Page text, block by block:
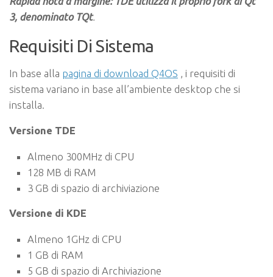
3, denominato TQt.
Requisiti Di Sistema
In base alla pagina di download Q4OS , i requisiti di
sistema variano in base all’ambiente desktop che si
installa.
Versione TDE
Almeno 300MHz di CPU
128 MB di RAM
3 GB di spazio di archiviazione
Versione di KDE
Almeno 1GHz di CPU
1 GB di RAM
5 GB di spazio di Archiviazione